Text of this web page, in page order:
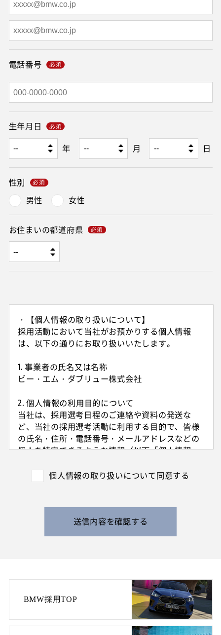
電話番号
生年月日
年
月 日
性別
男性
女性
お住まいの都道府県
・【個人情報の取り扱いについて】
採用活動において当社がお預かりする個人情報
は、以下の通りにお取り扱いいたします。
1. 事業者の氏名又は名称
ビー・エム・ダブリュー株式会社
2. 個人情報の利用目的について
当社は、採用選考日程のご連絡や資料の発送な
ど、当社の採用選考活動に利用する目的で、皆様
の氏名・住所・電話番号・メールアドレスなどの
個人を特定できるような情報（以下「個人情報」
外国籍の方からは、日本国での就労可否の確認に
また、特定の業務に従事することが可能であるか
を判断する目的で、健康診断書や障害者手帳等の
す。
3. 個人情報の保管・管理について
収集した皆様の個人情報は、当社の責任のもとで
不適切な取り扱いが行われないよう厳重に管理い
個人情報の取り扱いについて同意する
送信内容を確認する
BMW採用TOP